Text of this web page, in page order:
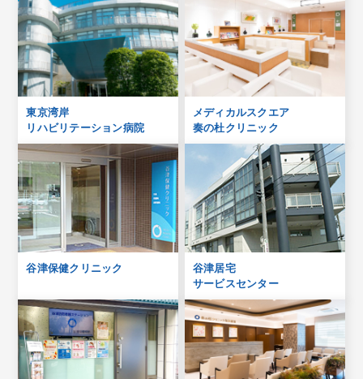
東京湾岸
リハビリテーション病院
メディカルスクエア
奏の杜クリニック
谷津保健クリニック
谷津居宅
サービスセンター